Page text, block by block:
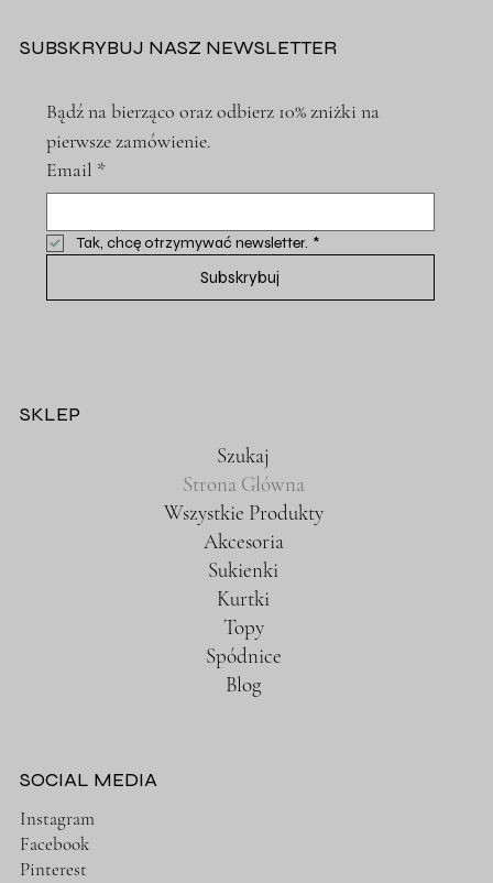
SUBSKRYBUJ NASZ NEWSLETTER
Bądź na bierząco oraz odbierz 10% zniżki na
pierwsze zamówienie.
Email *
Tak, chcę otrzymywać newsletter. *
Subskrybuj
SKLEP
Szukaj
Strona Główna
Wszystkie Produkty
Akcesoria
Sukienki
Kurtki
Topy
Spódnice
Blog
SOCIAL MEDIA
Instagram
Facebook
Pinterest